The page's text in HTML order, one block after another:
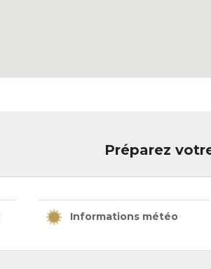
Préparez
Informations météo